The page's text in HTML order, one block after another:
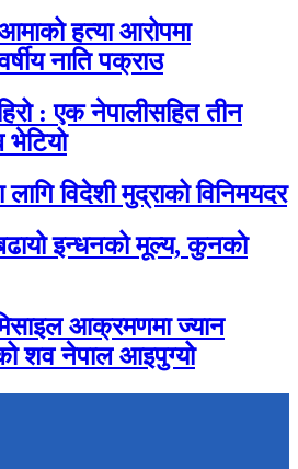
हत्या आरोपमा
नाति पक्राउ
: एक नेपालीसहित तीन
भेटियो
विदेशी मुद्राको विनिमयदर
इन्धनको मूल्य, कुनकाे
आक्रमणमा ज्यान
शव नेपाल आइपुग्यो